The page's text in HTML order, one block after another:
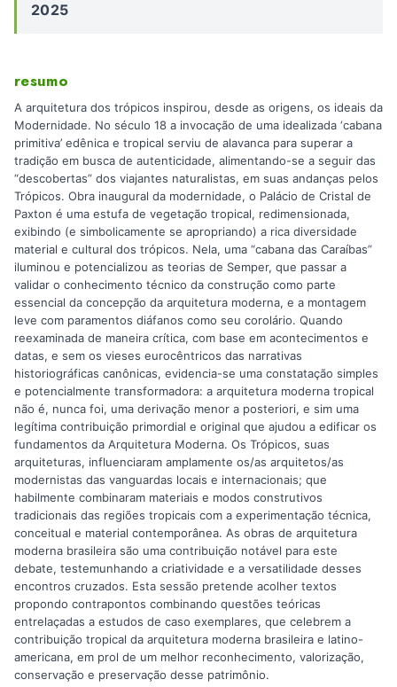
2025
resumo
A arquitetura dos trópicos inspirou, desde as origens, os ideais da
Modernidade. No século 18 a invocação de uma idealizada ‘cabana
primitiva’ edênica e tropical serviu de alavanca para superar a
tradição em busca de autenticidade, alimentando-se a seguir das
“descobertas” dos viajantes naturalistas, em suas andanças pelos
Trópicos. Obra inaugural da modernidade, o Palácio de Cristal de
Paxton é uma estufa de vegetação tropical, redimensionada,
exibindo (e simbolicamente se apropriando) a rica diversidade
material e cultural dos trópicos. Nela, uma “cabana das Caraíbas”
iluminou e potencializou as teorias de Semper, que passar a
validar o conhecimento técnico da construção como parte
essencial da concepção da arquitetura moderna, e a montagem
leve com paramentos diáfanos como seu corolário. Quando
reexaminada de maneira crítica, com base em acontecimentos e
datas, e sem os vieses eurocêntricos das narrativas
historiográficas canônicas, evidencia-se uma constatação simples
e potencialmente transformadora: a arquitetura moderna tropical
não é, nunca foi, uma derivação menor a posteriori, e sim uma
legítima contribuição primordial e original que ajudou a edificar os
fundamentos da Arquitetura Moderna. Os Trópicos, suas
arquiteturas, influenciaram amplamente os/as arquitetos/as
modernistas das vanguardas locais e internacionais; que
habilmente combinaram materiais e modos construtivos
tradicionais das regiões tropicais com a experimentação técnica,
conceitual e material contemporânea. As obras de arquitetura
moderna brasileira são uma contribuição notável para este
debate, testemunhando a criatividade e a versatilidade desses
encontros cruzados. Esta sessão pretende acolher textos
propondo contrapontos combinando questões teóricas
entrelaçadas a estudos de caso exemplares, que celebrem a
contribuição tropical da arquitetura moderna brasileira e latino-
americana, em prol de um melhor reconhecimento, valorização,
conservação e preservação desse patrimônio.